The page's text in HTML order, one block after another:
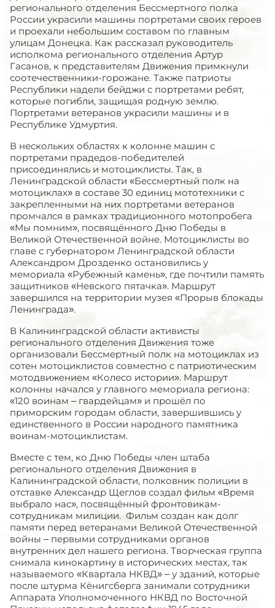
регионального отделения Бессмертного полка
России украсили машины портретами своих героев
и проехали небольшим составом по главным
улицам Донецка. Как рассказал руководитель
исполкома регионального отделения Артур
Гасанов, к представителям Движения примкнули
соотечественники-горожане. Также патриоты
Республики надели бейджи с портретами ребят,
которые погибли, защищая родную землю.
Портретами ветеранов украсили машины и в
Республике Удмуртия.
В нескольких областях к колонне машин с
портретами прадедов-победителей
присоединялись и мотоциклисты. Так, в
Ленинградской области «Бессмертный полк на
мотоциклах» в составе 30 единиц мототехники с
закрепленными на них портретами ветеранов
промчался в рамках традиционного мотопробега
«Мы помним», посвящённого Дню Победы в
Великой Отечественной войне. Мотоциклисты во
главе с губернатором Ленинградской области
Александром Дрозденко остановились у
мемориала «Рубежный камень», где почтили память
защитников «Невского пятачка». Маршрут
завершился на территории музея «Прорыв блокады
Ленинграда».
В Калининградской области активисты
регионального отделения Движения тоже
организовали Бессмертный полк на мотоциклах из
сотен мотоциклистов совместно с патриотическим
мотодвижением «Колесо истории». Маршрут
колонны начался у главного мемориала региона:
«120 воинам – гвардейцам» и прошёл по
приморским городам области, завершившись у
единственного в России народного памятника
воинам-мотоциклистам.
Вместе с тем, ко Дню Победы член штаба
регионального отделения Движения в
Калининградской области, полковник полиции в
отставке Александр Щеглов создал фильм «Время
выбрало нас», посвящённый фронтовикам-
сотрудникам милиции. Фильм создан как долг
памяти перед ветеранами Великой Отечественной
войны – первыми сотрудниками органов
внутренних дел нашего региона. Творческая группа
снимала кинокартину в исторических местах, так
называемого «Квартала НКВД» – у зданий, которые
после штурма Кёнигсберга занимали сотрудники
Аппарата Уполномоченного НКВД по Восточной